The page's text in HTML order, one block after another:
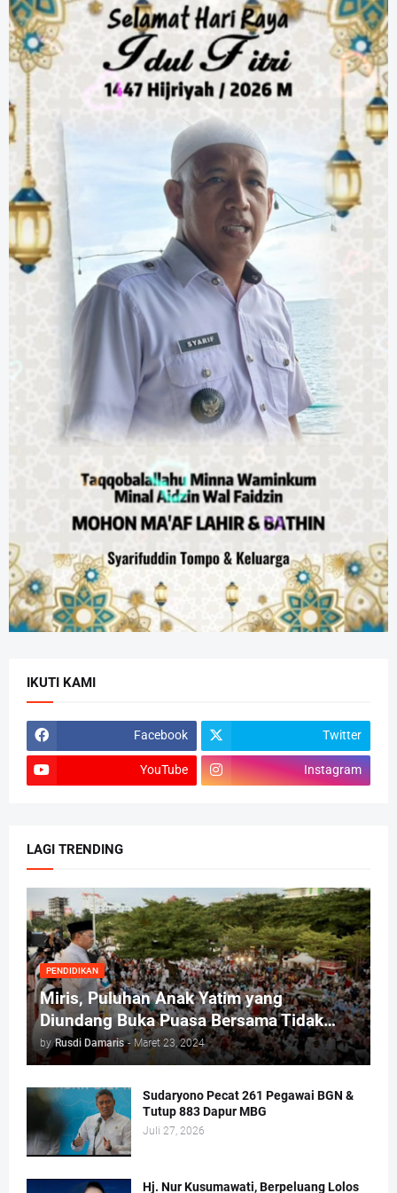
IKUTI KAMI
Facebook Twitter
YouTube Instagram
LAGI TRENDING
PENDIDIKAN
Miris, Puluhan Anak Yatim yang
Diundang Buka Puasa Bersama Tidak
Dapat Jatah Makan dan Infaq
by Rusdi Damaris - Maret 23, 2024
Sudaryono Pecat 261 Pegawai BGN &
Tutup 883 Dapur MBG
Juli 27, 2026
Hj. Nur Kusumawati, Berpeluang Lolos